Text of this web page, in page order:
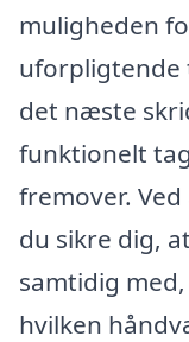
muligheden
uforpligtende
det næste
funktionelt
fremover.
du sikre dig,
samtidig
hvilken